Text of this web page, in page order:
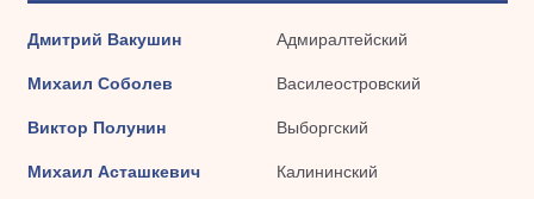
Дмитрий Вакушин Адмиралтейский
Михаил Соболев Василеостровский
Виктор Полунин Выборгский
Михаил Асташкевич Калининский